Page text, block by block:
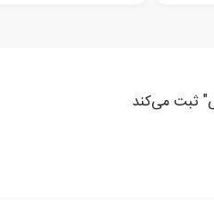
ثبت می‌کند